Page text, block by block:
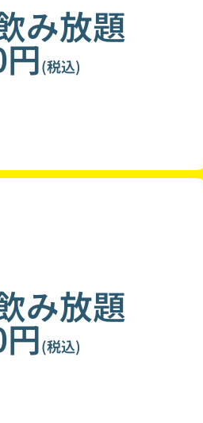
み放題
(税込)
み放題
(税込)